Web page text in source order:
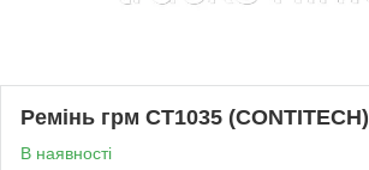
Ремінь грм CT1035 (CONTITECH)
В наявності